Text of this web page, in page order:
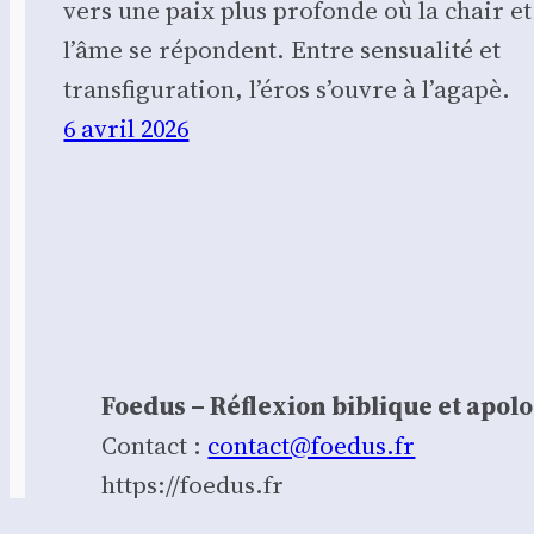
vers une paix plus profonde où la chair et
l’âme se répondent. Entre sensualité et
transfiguration, l’éros s’ouvre à l’agapè.
6 avril 2026
Foedus – Réflexion biblique et
Contact : contact@foedus.fr
https://foedus.fr⁠